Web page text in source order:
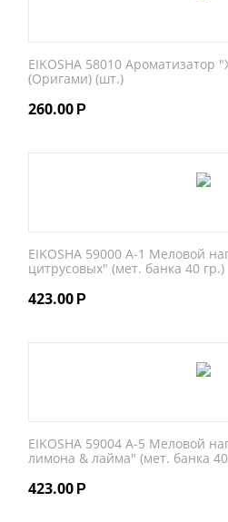
EIKOSHA 58010 Ароматизатор
(Оригами) (шт.)
260.00 Р
EIKOSHA 59000 A-1 Меловой
цитрусовых" (мет. банка 40 гр.)
423.00 Р
EIKOSHA 59004 A-5 Меловой
лимона & лайма" (мет. банка
423.00 Р